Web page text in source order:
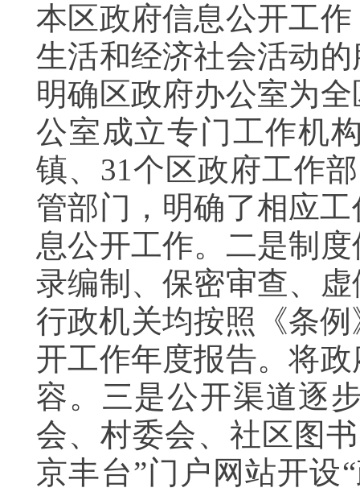
本区政府信息公开工
生活和经济社会活动
明确区政府办公室为
公室成立专门工作机
镇、31个区政府工作
管部门，明确了相应
息公开工作。二是制
录编制、保密审查、
行政机关均按照《条
开工作年度报告。将
容。三是公开渠道逐
会、村委会、社区图
京丰台”门户网站开设